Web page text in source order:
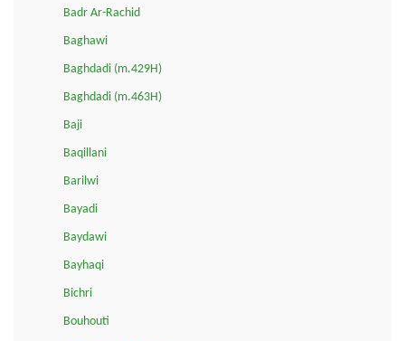
Badr Ar-Rachid
Baghawi
Baghdadi (m.429H)
Baghdadi (m.463H)
Baji
Baqillani
Barilwi
Bayadi
Baydawi
Bayhaqi
Bichri
Bouhouti